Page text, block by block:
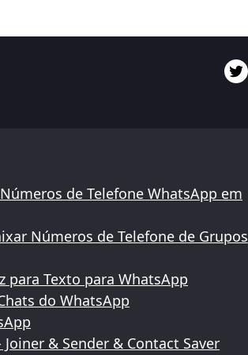
de Telefone WhatsApp em
Números de Telefone de Grupos
para Texto para WhatsApp
do WhatsApp
& Sender & Contact Saver